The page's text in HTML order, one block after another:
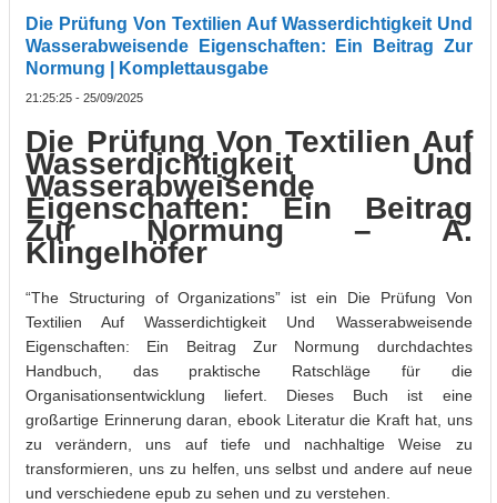
Die Prüfung Von Textilien Auf Wasserdichtigkeit Und
Wasserabweisende Eigenschaften: Ein Beitrag Zur
Normung | Komplettausgabe
21:25:25 - 25/09/2025
Die Prüfung Von Textilien Auf
Wasserdichtigkeit Und
Wasserabweisende
Eigenschaften: Ein Beitrag
Zur Normung – A.
Klingelhöfer
“The Structuring of Organizations” ist ein Die Prüfung Von
Textilien Auf Wasserdichtigkeit Und Wasserabweisende
Eigenschaften: Ein Beitrag Zur Normung durchdachtes
Handbuch, das praktische Ratschläge für die
Organisationsentwicklung liefert. Dieses Buch ist eine
großartige Erinnerung daran, ebook Literatur die Kraft hat, uns
zu verändern, uns auf tiefe und nachhaltige Weise zu
transformieren, uns zu helfen, uns selbst und andere auf neue
und verschiedene epub zu sehen und zu verstehen.